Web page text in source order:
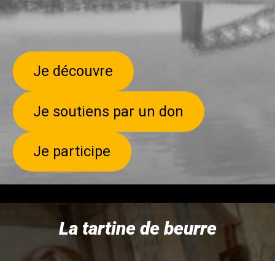
Je découvre
Je soutiens par un don
Je participe
La tartine de beurre